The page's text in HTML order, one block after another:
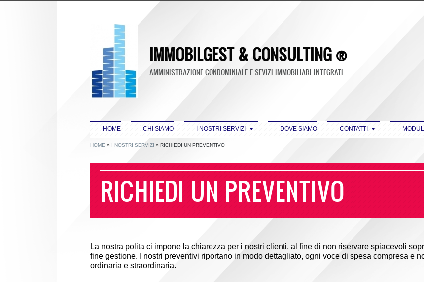
IMMOBILGEST & CONSULTING ®
AMMINISTRAZIONE CONDOMINIALE E SEVIZI IMMOBILIARI INTEGRATI
HOME CHI SIAMO I NOSTRI SERVIZI DOVE SIAMO CONTATTI
HOME » I NOSTRI SERVIZI » RICHIEDI UN PREVENTIVO
RICHIEDI UN PREVENTIVO
La nostra polita ci impone la chiarezza per i nostri clienti, al fine di non riservare spiacevoli
fine gestione. I nostri preventivi riportano in modo dettagliato, ogni voce di spesa compresa e
ordinaria e straordinaria.